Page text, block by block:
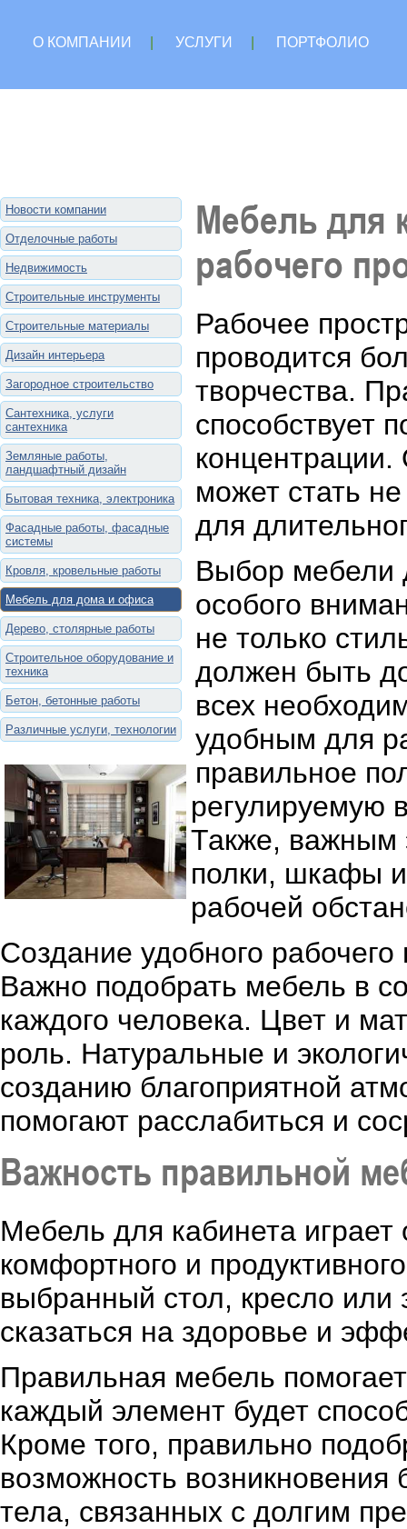
О КОМПАНИИ УСЛУГИ
ПОРТФОЛИО
Новости компании
Отделочные работы
Недвижимость
Строительные инструменты
Строительные материалы
Дизайн интерьера
Загородное строительство
Сантехника, услуги
сантехника
Земляные работы,
ландшафтный дизайн
Бытовая техника, электроника
Фасадные работы, фасадные
системы
Кровля, кровельные работы
Мебель для дома и офиса
Дерево, столярные работы
Строительное оборудование и
техника
Бетон, бетонные работы
Различные услуги, технологии
Мебель для
рабочего
Рабочее
проводится
творчества.
способствует
может стать
для
Выбор мебели
особого
не только
должен быть
всех
удобным для
правильное
регулируемую
Также, важным
полки, шкафы
рабочей
Создание удобного рабочего
Важно подобрать мебель в
каждого человека. Цвет и
роль. Натуральные и
созданию благоприятной
помогают расслабиться и
Важность правильной
Мебель для кабинета
комфортного и
выбранный стол, кресло или
сказаться на здоровье и
Правильная мебель
каждый элемент будет
Кроме того, правильно
возможность возникновения
тела, связанных с долгим